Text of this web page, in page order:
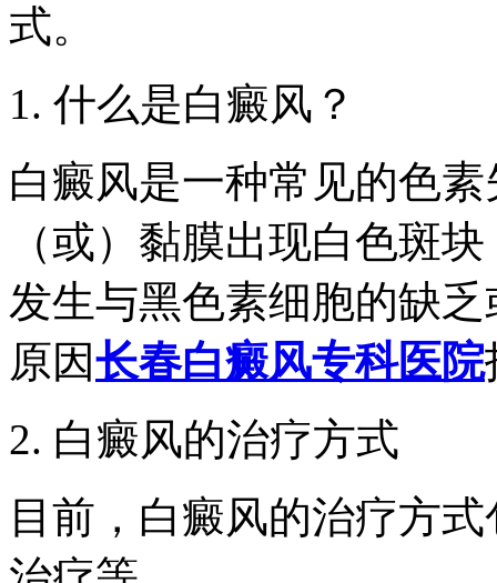
式。
1. 什么是白癜风？
白癜风是一种常见的色
（或）黏膜出现白色斑
发生与黑色素细胞的缺
原因长春白癜风专科医院
2. 白癜风的治疗方式
目前，白癜风的治疗方